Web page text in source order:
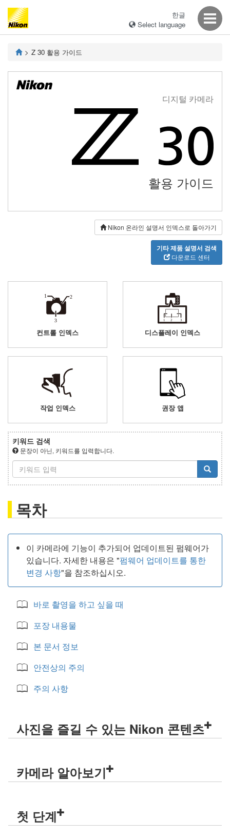
한글
Select language
Z 30 활용 가이드
디지털 카메라
활용 가이드
Nikon 온라인 설명서 인덱스로 돌아가기
기타 제품 설명서 검색
다운로드 센터
컨트롤 인덱스 디스플레이 인덱스
작업 인덱스 권장 앱
키워드 검색
문장이 아닌, 키워드를 입력합니다.
목차
이 카메라에 기능이 추가되어 업데이트된 펌웨어가
있습니다. 자세한 내용은 "펌웨어 업데이트를 통한
변경 사항"을 참조하십시오.
바로 촬영을 하고 싶을 때
포장 내용물
본 문서 정보
안전상의 주의
주의 사항
사진을 즐길 수 있는 Nikon 콘텐츠
카메라 알아보기
첫 단계